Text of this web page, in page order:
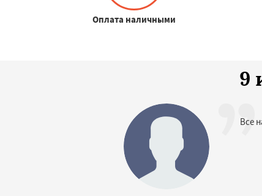
Оплата наличными
9
Все